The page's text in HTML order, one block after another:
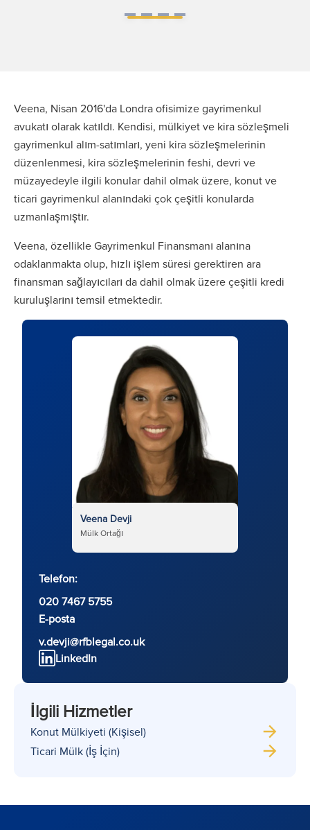
Veena, Nisan 2016'da Londra ofisimize gayrimenkul
avukatı olarak katıldı. Kendisi, mülkiyet ve kira sözleşmeli
gayrimenkul alım-satımları, yeni kira sözleşmelerinin
düzenlenmesi, kira sözleşmelerinin feshi, devri ve
müzayedeyle ilgili konular dahil olmak üzere, konut ve
ticari gayrimenkul alanındaki çok çeşitli konularda
uzmanlaşmıştır.
Veena, özellikle Gayrimenkul Finansmanı alanına
odaklanmakta olup, hızlı işlem süresi gerektiren ara
finansman sağlayıcıları da dahil olmak üzere çeşitli kredi
kuruluşlarını temsil etmektedir.
Veena Devji
Mülk Ortağı
Telefon:
020 7467 5755
E-posta
v.devji@rfblegal.co.uk
LinkedIn
İlgili Hizmetler
Konut Mülkiyeti (Kişisel)
Ticari Mülk (İş İçin)